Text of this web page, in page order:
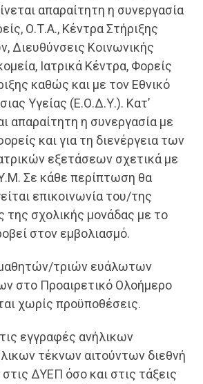
απαραίτητη η συνεργασία
Ο.Τ.Α., Κέντρα Στήριξης
Διευθύνσεις Κοινωνικής
Ιατρικά Κέντρα, Φορείς
καθώς και με τον Εθνικό
Υγείας (Ε.Ο.Δ.Υ.). Κατ’
απαραίτητη η συνεργασία με
και για τη διενέργεια των
εξετάσεων σχετικά με
Σε κάθε περίπτωση θα
επικοινωνία του/της
της σχολικής μονάδας με το
στον εμβολιασμό.
τριών ευάλωτων
στο Προαιρετικό Ολοήμερο
χωρίς προϋποθέσεις.
εγγραφές ανήλικων
τέκνων αιτούντων διεθνή
ΔΥΕΠ όσο και στις τάξεις